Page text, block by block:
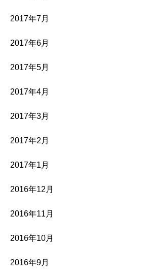
2017年7月
2017年6月
2017年5月
2017年4月
2017年3月
2017年2月
2017年1月
2016年12月
2016年11月
2016年10月
2016年9月